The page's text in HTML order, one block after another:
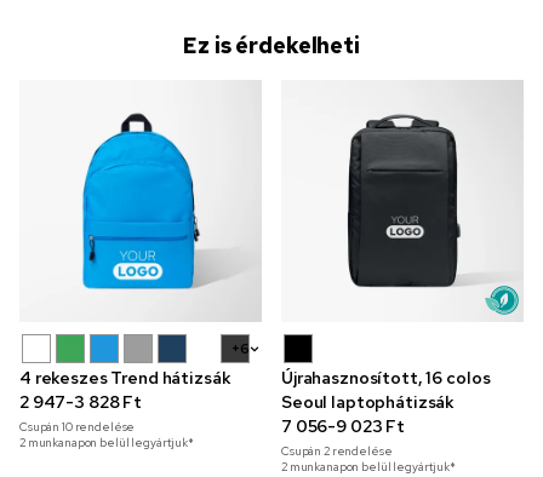
Ez is érdekelheti
+6
4 rekeszes Trend hátizsák
2 947-3 828 Ft
Csupán10rendelése
2 munkanapon belül legyártjuk*
Újrahasznosított, 16 colos
Seoul laptophátizsák
7 056-9 023 Ft
Csupán2rendelése
2 munkanapon belül legyártjuk*